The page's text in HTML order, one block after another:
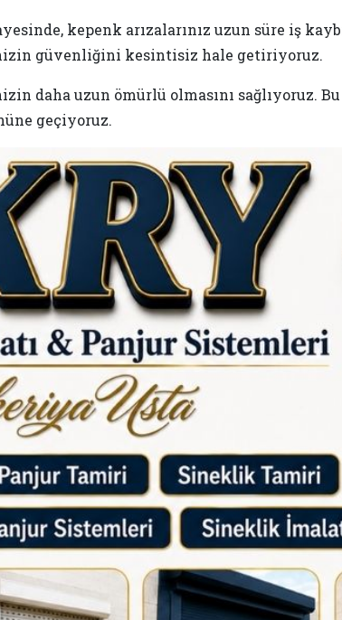
kepenk arızalarınız uzun süre iş
güvenliğini kesintisiz hale getiriyoruz.
daha uzun ömürlü olmasını sağlıyoruz. Bu
geçiyoruz.